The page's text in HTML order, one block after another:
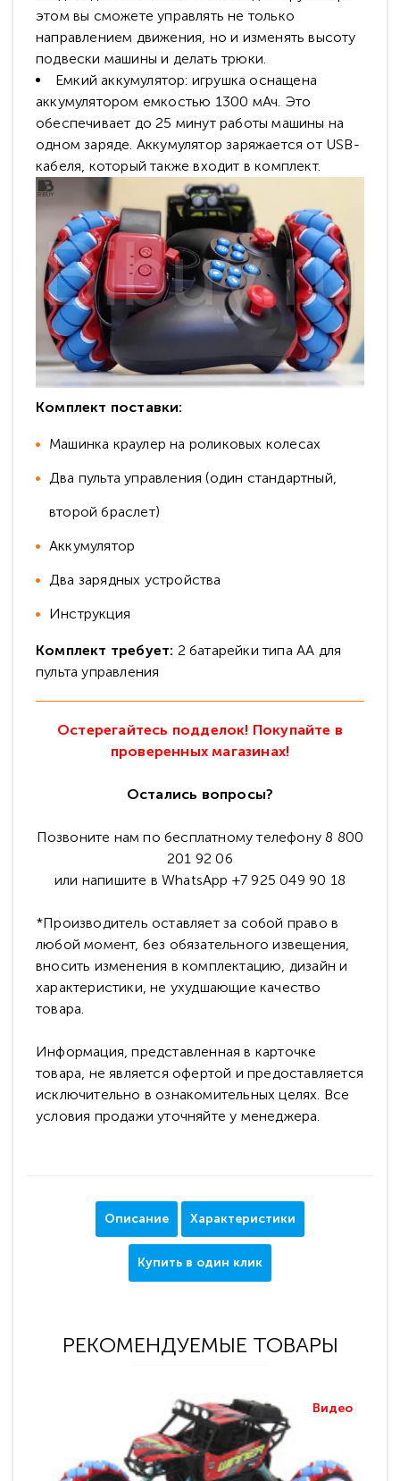
этом вы сможете управлять не только
направлением движения, но и изменять высоту
подвески машины и делать трюки.
Емкий аккумулятор: игрушка оснащена
аккумулятором емкостью 1300 мАч. Это
обеспечивает до 25 минут работы машины на
одном заряде. Аккумулятор заряжается от USB-
кабеля, который также входит в комплект.
Комплект поставки:
Машинка краулер на роликовых колесах
Два пульта управления (один стандартный,
второй браслет)
Аккумулятор
Два зарядных устройства
Инструкция
Комплект требует: 2 батарейки типа АА для
пульта управления
Остерегайтесь подделок! Покупайте в
проверенных магазинах!
Остались вопросы?
Позвоните нам по бесплатному телефону 8 800
201 92 06
или напишите в WhatsApp +7 925 049 90 18
*Производитель оставляет за собой право в
любой момент, без обязательного извещения,
вносить изменения в комплектацию, дизайн и
характеристики, не ухудшающие качество
товара.
Информация, представленная в карточке
товара, не является офертой и предоставляется
исключительно в ознакомительных целях. Все
условия продажи уточняйте у менеджера.
Описание Характеристики
Купить в один клик
РЕКОМЕНДУЕМЫЕ ТОВАРЫ
Видео